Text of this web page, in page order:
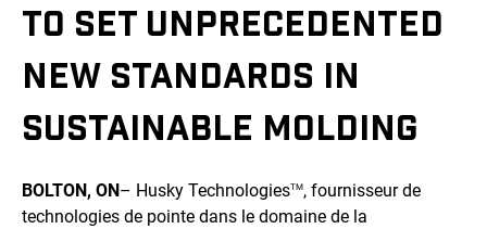
TO SET UNPRECEDENTED
NEW STANDARDS IN
SUSTAINABLE MOLDING
BOLTON, ON – Husky TechnologiesTM, fournisseur de
technologies de pointe dans le domaine de la